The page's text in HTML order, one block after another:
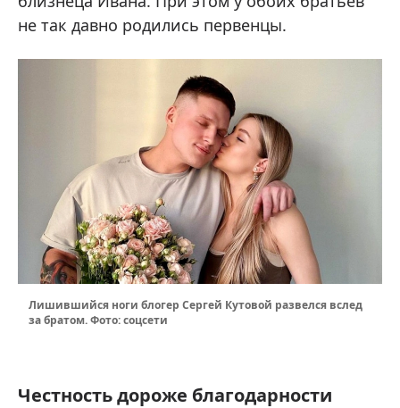
не так давно родились первенцы.
Лишившийся ноги блогер Сергей Кутовой развелся вслед
за братом. Фото: соцсети
Честность дороже благодарности